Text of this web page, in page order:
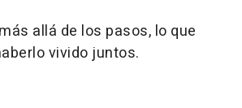
allá de los pasos, lo que
vivido juntos.